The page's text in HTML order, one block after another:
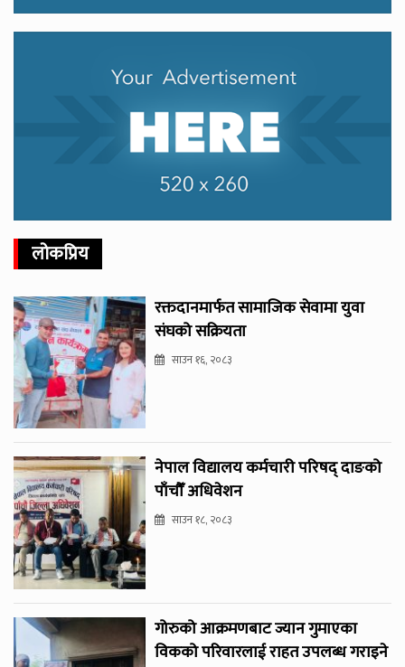
लोकप्रिय
रक्तदानमार्फत सामाजिक सेवामा युवा
संघको सक्रियता
साउन १६, २०८३
नेपाल विद्यालय कर्मचारी परिषद् दाङको
पाँचौँ अधिवेशन
साउन १८, २०८३
गोरुको आक्रमणबाट ज्यान गुमाएका
विकको परिवारलाई राहत उपलब्ध गराइने